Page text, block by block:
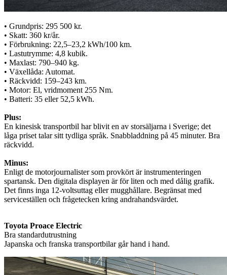
• Grundpris: 295 500 kr.
• Skatt: 360 kr/år.
• Förbrukning: 22,5–23,2 kWh/100 km.
• Lastutrymme: 4,8 kubik.
• Maxlast: 790–940 kg.
• Växellåda: Automat.
• Räckvidd: 159–243 km.
• Motor: El, vridmoment 255 Nm.
• Batteri: 35 eller 52,5 kWh.
Plus:
En kinesisk transportbil har blivit en av storsäljarna i Sverige; det
låga priset talar sitt tydliga språk. Snabbladdning på 45 minuter. Bra
räckvidd.
Minus:
Enligt de motorjournalister som provkört är instrumenteringen
spartansk. Den digitala displayen är för liten och med dålig grafik.
Det finns inga 12-voltsuttag eller mugghållare. Begränsat med
serviceställen och frågetecken kring andrahandsvärdet.
Toyota Proace Electric
Bra standardutrustning
Japanska och franska transportbilar går hand i hand.